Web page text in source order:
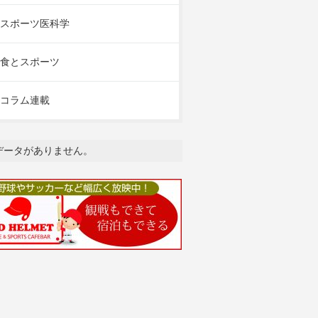
スポーツ医科学
食とスポーツ
コラム連載
タがありません。